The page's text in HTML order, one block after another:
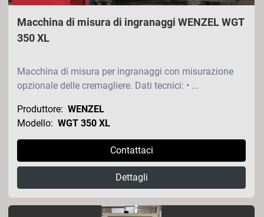
Macchina di misura di ingranaggi WENZEL WGT
350 XL
Macchina di misura per ingranaggi con misurazione
opzionale delle cremagliere. Dati tecnici: • ...
Produttore: WENZEL
Modello: WGT 350 XL
Contattaci
Dettagli